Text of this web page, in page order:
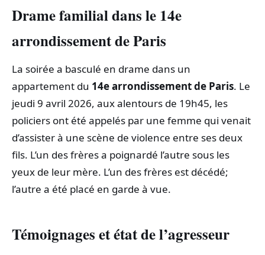
CULTURE
Drame familial dans le 14e
arrondissement de Paris
La soirée a basculé en drame dans un
appartement du 14e arrondissement de Paris. Le
jeudi 9 avril 2026, aux alentours de 19h45, les
policiers ont été appelés par une femme qui venait
d’assister à une scène de violence entre ses deux
fils. L’un des frères a poignardé l’autre sous les
yeux de leur mère. L’un des frères est décédé;
l’autre a été placé en garde à vue.
Témoignages et état de l’agresseur